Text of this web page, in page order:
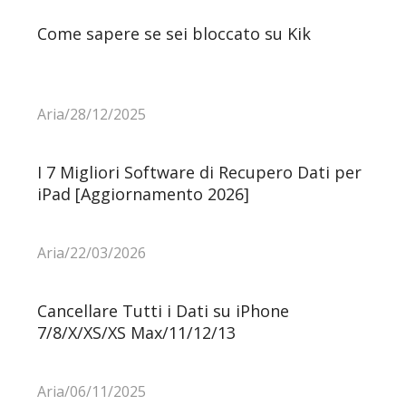
Come sapere se sei bloccato su Kik
Aria/28/12/2025
I 7 Migliori Software di Recupero Dati per
iPad [Aggiornamento 2026]
Aria/22/03/2026
Cancellare Tutti i Dati su iPhone
7/8/X/XS/XS Max/11/12/13
Aria/06/11/2025